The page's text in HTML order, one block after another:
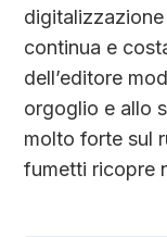
continua e
dell’editore
orgoglio e allo
molto forte sul
fumetti ricopre